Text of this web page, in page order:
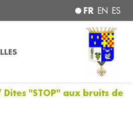
FR EN ES
Dites "STOP" aux bruits de